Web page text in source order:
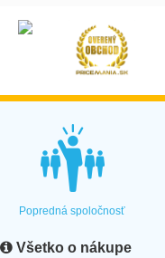
Popredná spoločnosť
Všetko o nákupe